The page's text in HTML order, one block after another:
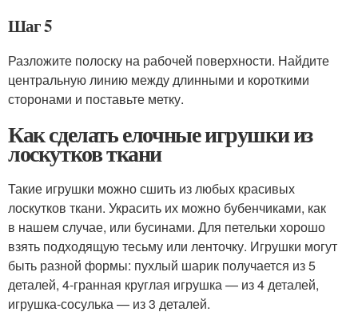
Шаг 5
Разложите полоску на рабочей поверхности. Найдите
центральную линию между длинными и короткими
сторонами и поставьте метку.
Как сделать елочные игрушки из
лоскутков ткани
Такие игрушки можно сшить из любых красивых
лоскутков ткани. Украсить их можно бубенчиками, как
в нашем случае, или бусинами. Для петельки хорошо
взять подходящую тесьму или ленточку. Игрушки могут
быть разной формы: пухлый шарик получается из 5
деталей, 4-гранная круглая игрушка — из 4 деталей,
игрушка-сосулька — из 3 деталей.